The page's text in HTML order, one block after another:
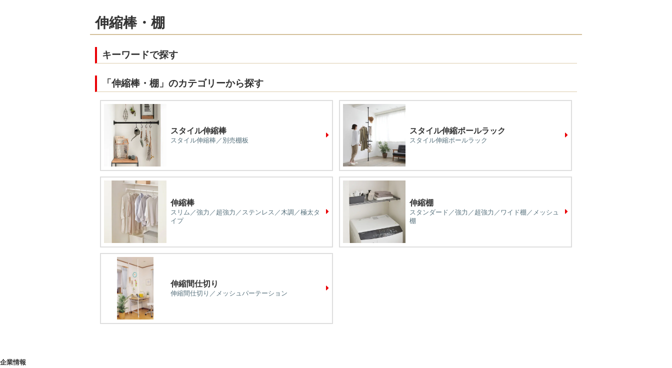
伸縮棒・棚
キーワードで探す
「伸縮棒・棚」のカテゴリーから探す
スタイル伸縮棒
スタイル伸縮棒／別売棚板
スタイル伸縮ポールラック
スタイル伸縮ポールラック
伸縮棒
スリム／強力／超強力／ステンレス／木調／極太タ
イプ
伸縮棚
スタンダード／強力／超強力／ワイド棚／メッシュ
棚
伸縮間仕切り
伸縮間仕切り／メッシュパーテーション
企業情報